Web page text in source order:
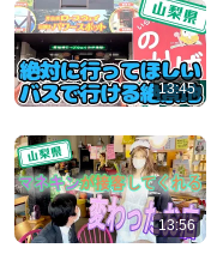
県警本部長に就任
ている息子を捜す
と当直の警察官は
ます。その態度な
――
毎日スカッと
New 104K views
13:45
13:56